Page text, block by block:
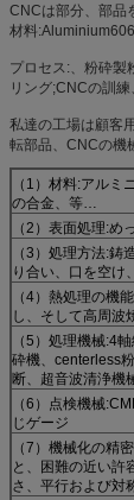
CNCは部分、部品
材料
プロセス:、粉砕
リング;CNCの訓
私達の工場は顧客
転部品、CNCの機
（1）材料:アル
の合金、等…
（2）表面処理:め
（3）処理方法:
り合い、口を空け
（4）熱処理の機
し、そして高周波
（5）処理機械:4
砕機、centerless
断、超音波清浄機
（6）点検機械
じゲージ
（7）機械化の精
と、困難の近い許
さ、平行および対